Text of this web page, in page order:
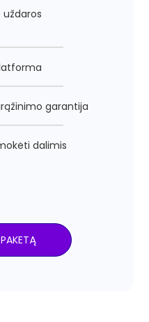
uždaros
garantija
dalimis